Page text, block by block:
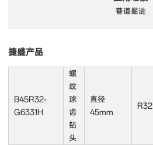
巷道掘进
捷盛产品
B45R32-
G6331H
螺
纹
球
齿
钻
头
直径
45mm
R32